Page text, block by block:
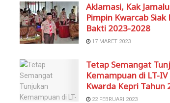
Aklamasi, Kak
Pimpin Kwarcab Siak
Bakti 2023-2028
17 MARET 2023
Tetap Semangat
Kemampuan di LT-IV
Kwarda Kepri Tahun
22 FEBRUARI 2023